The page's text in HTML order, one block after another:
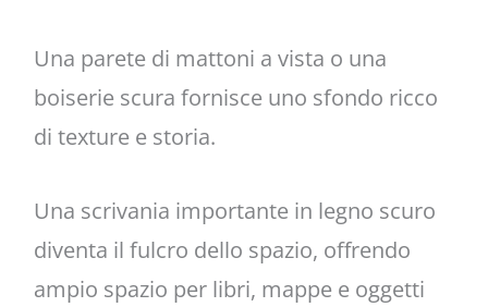
Una parete di mattoni a vista o una
boiserie scura fornisce uno sfondo ricco
di texture e storia.
Una scrivania importante in legno scuro
diventa il fulcro dello spazio, offrendo
ampio spazio per libri, mappe e oggetti